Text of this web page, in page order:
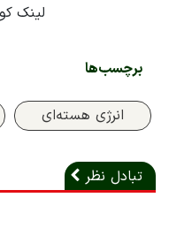
لینک
برچسب‌ها
انرژی هسته‌‌ای
تبادل نظر